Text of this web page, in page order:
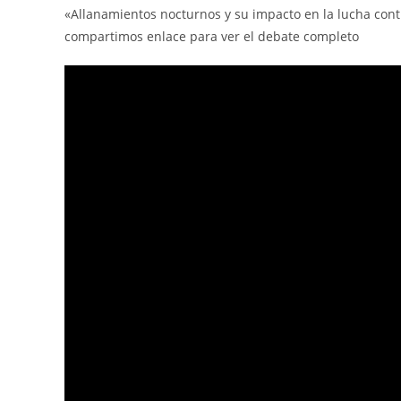
«Allanamientos nocturnos y su impacto en la lucha
compartimos enlace para ver el debate completo